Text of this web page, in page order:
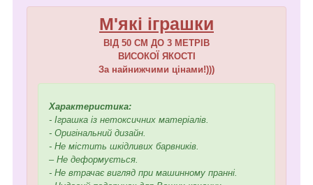
М'які іграшки
ВІД 50 СМ ДО 3 МЕТРІВ
ВИСОКОЇ ЯКОСТІ
За найнижчими цінами!)))
Характеристика:
- Іграшка із нетоксичних матеріалів.
- Оригінальний дизайн.
- Не містить шкідливих барвників.
– Не деформується.
- Не втрачає вигляд при машинному пранні.